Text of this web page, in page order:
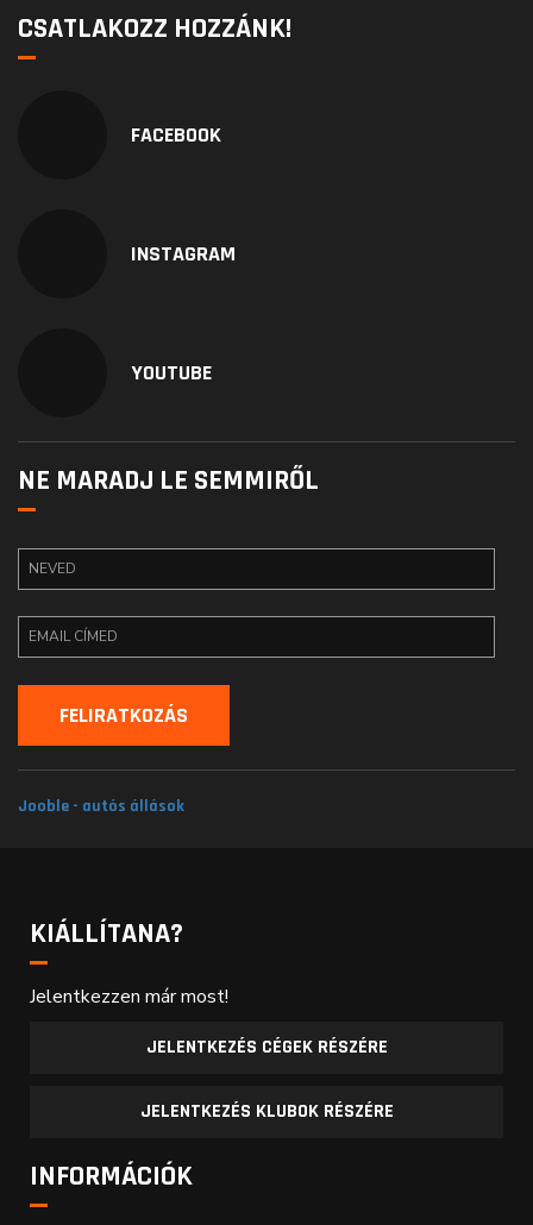
CSATLAKOZZ HOZZÁNK!
FACEBOOK
INSTAGRAM
YOUTUBE
NE MARADJ LE SEMMIRŐL
Jooble - autós állások
KIÁLLÍTANA?
Jelentkezzen már most!
JELENTKEZÉS CÉGEK RÉSZÉRE
JELENTKEZÉS KLUBOK RÉSZÉRE
INFORMÁCIÓK